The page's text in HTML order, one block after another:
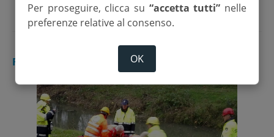
RUBICONE
Per proseguire, clicca su “accetta tutti” nelle
preferenze relative al consenso.
OK